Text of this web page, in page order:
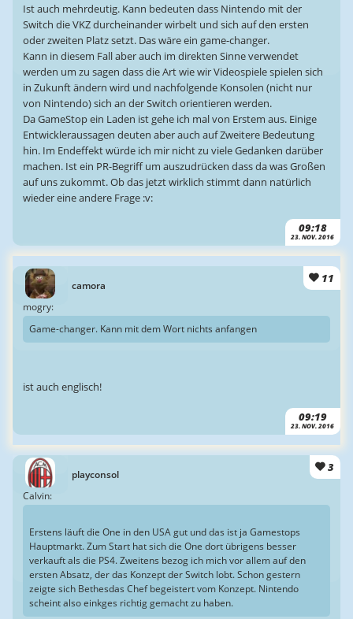
09:18
23. NOV. 2016
Ist auch mehrdeutig. Kann bedeuten dass Nintendo mit der
Switch die VKZ durcheinander wirbelt und sich auf den ersten
oder zweiten Platz setzt. Das wäre ein game-changer.
Kann in diesem Fall aber auch im direkten Sinne verwendet
werden um zu sagen dass die Art wie wir Videospiele spielen sich
in Zukunft ändern wird und nachfolgende Konsolen (nicht nur
von Nintendo) sich an der Switch orientieren werden.
Da GameStop ein Laden ist gehe ich mal von Erstem aus. Einige
Entwickleraussagen deuten aber auch auf Zweitere Bedeutung
hin. Im Endeffekt würde ich mir nicht zu viele Gedanken darüber
machen. Ist ein PR-Begriff um auszudrücken dass da was Großen
auf uns zukommt. Ob das jetzt wirklich stimmt dann natürlich
wieder eine andere Frage :v:
camora
11
09:19
23. NOV. 2016
mogry:
Game-changer. Kann mit dem Wort nichts anfangen
ist auch englisch!
playconsol
3
Calvin:
Erstens läuft die One in den USA gut und das ist ja Gamestops
Hauptmarkt. Zum Start hat sich die One dort übrigens besser
verkauft als die PS4. Zweitens bezog ich mich vor allem auf den
ersten Absatz, der das Konzept der Switch lobt. Schon gestern
zeigte sich Bethesdas Chef begeistert vom Konzept. Nintendo
scheint also einkges richtig gemacht zu haben.